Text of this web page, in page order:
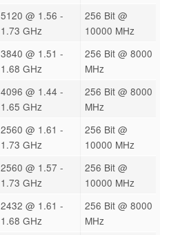
5120 @ 1.56 -
1.73 GHz
256 Bit @
10000 MHz
3840 @ 1.51 -
1.68 GHz
256 Bit @ 8000
MHz
4096 @ 1.44 -
1.65 GHz
256 Bit @ 8000
MHz
2560 @ 1.61 -
1.73 GHz
256 Bit @
10000 MHz
2560 @ 1.57 -
1.73 GHz
256 Bit @
10000 MHz
2432 @ 1.61 -
1.68 GHz
256 Bit @ 8000
MHz